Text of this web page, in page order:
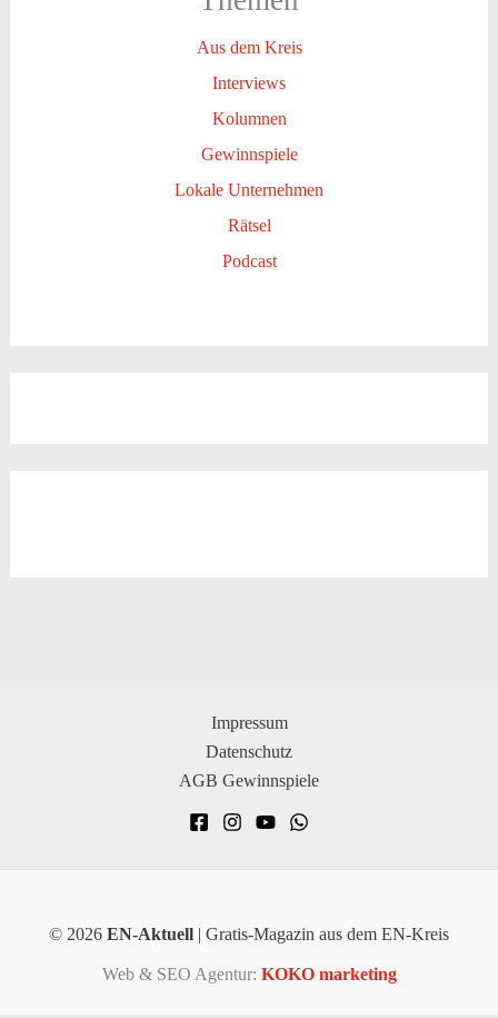
Aus dem Kreis
Interviews
Kolumnen
Gewinnspiele
Lokale Unternehmen
Rätsel
Podcast
Impressum
Datenschutz
AGB Gewinnspiele
© 2026 EN-Aktuell | Gratis-Magazin aus dem EN-Kreis
Web & SEO Agentur: KOKO marketing